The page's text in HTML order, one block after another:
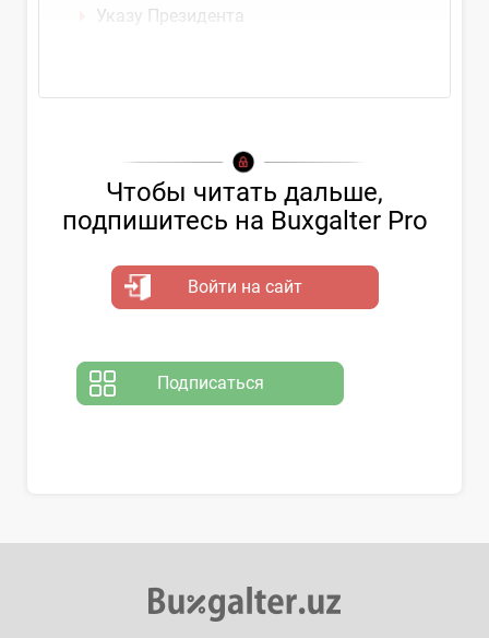
Указу Президента
Чтобы читать дальше,
подпишитесь на Buxgalter Pro
Войти на сайт
Подписаться